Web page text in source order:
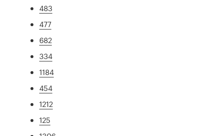
483
477
682
334
1184
454
1212
125